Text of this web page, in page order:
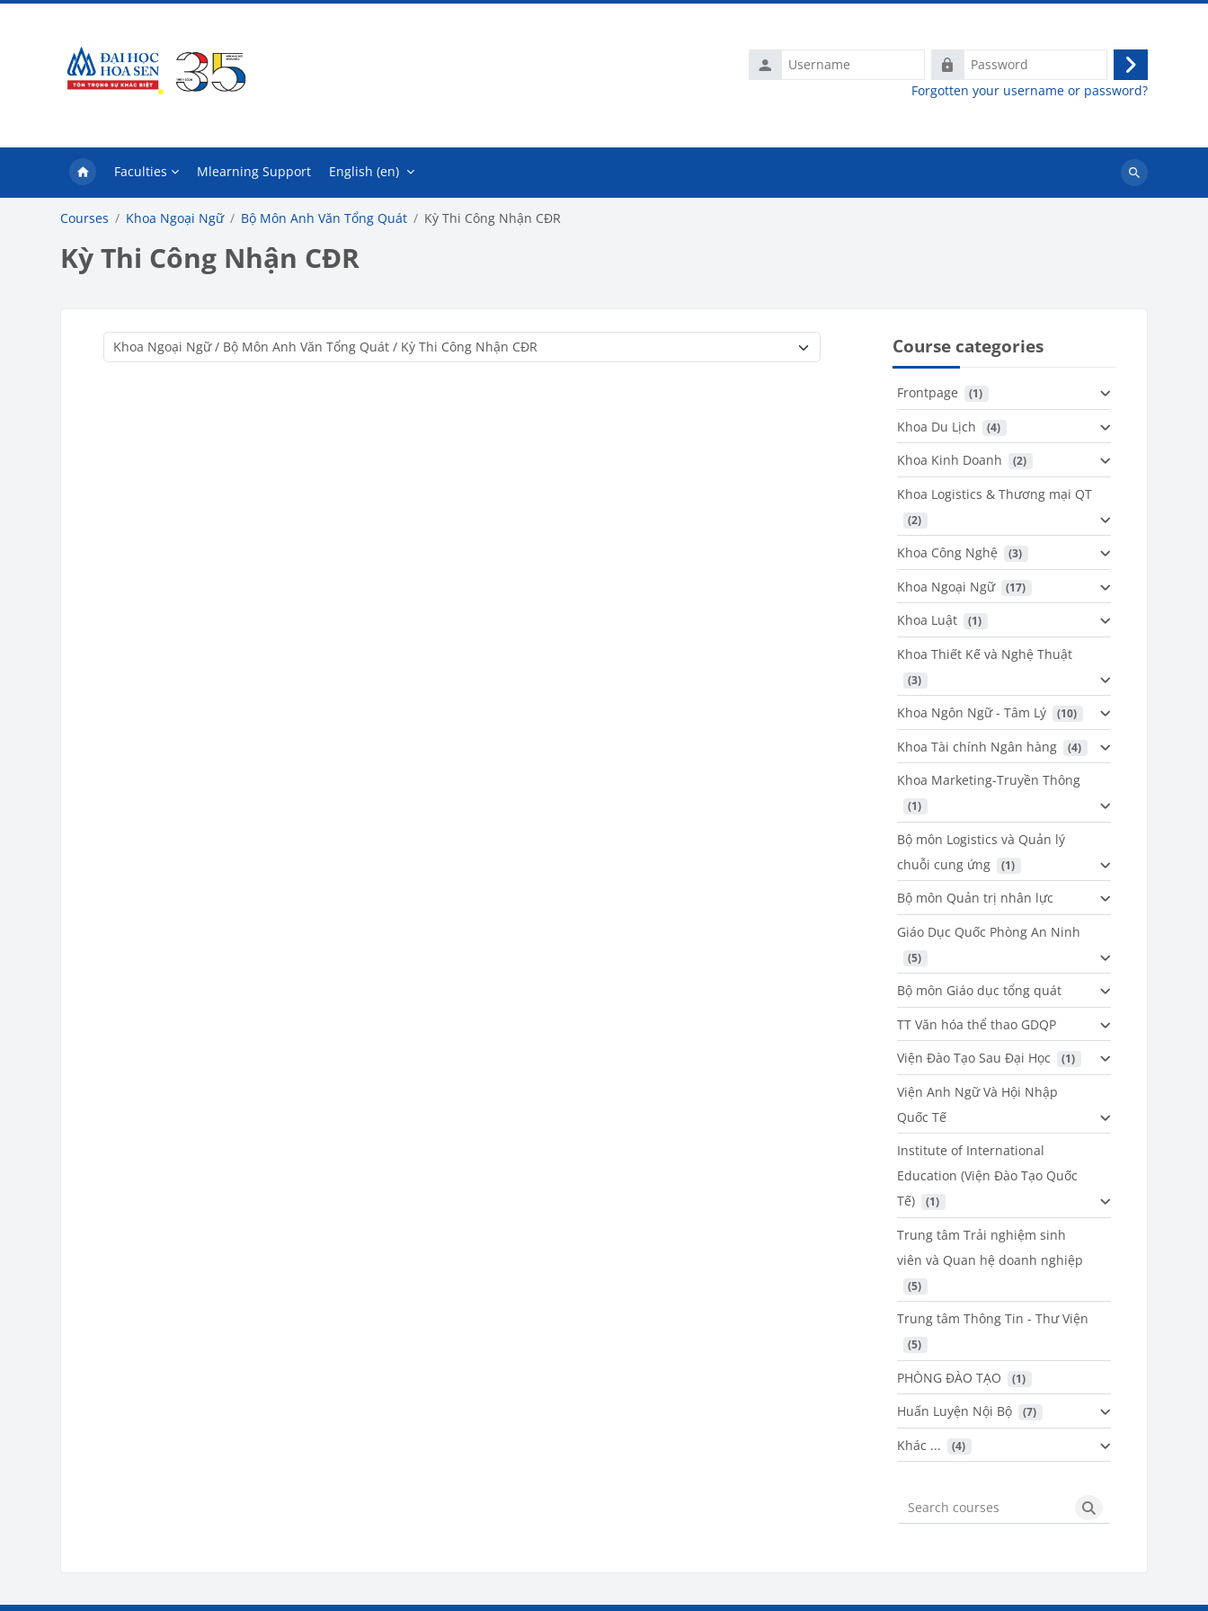
Username
Password
Log
in
Forgotten your username or password?
Faculties Mlearning Support English ‎(en)‎
Search
Courses Khoa Ngoại Ngữ Bộ Môn Anh Văn Tổng Quát Kỳ Thi Công Nhận CĐR
Kỳ Thi Công Nhận CĐR
Course categories Course categories
Frontpage (1)
Khoa Du Lịch (4)
Khoa Kinh Doanh (2)
Khoa Logistics & Thương mại QT
(2)
Khoa Công Nghệ (3)
Khoa Ngoại Ngữ (17)
Khoa Luật (1)
Khoa Thiết Kế và Nghệ Thuật
(3)
Khoa Ngôn Ngữ - Tâm Lý (10)
Khoa Tài chính Ngân hàng (4)
Khoa Marketing-Truyền Thông
(1)
Bộ môn Logistics và Quản lý
chuỗi cung ứng
(1)
Bộ môn Quản trị nhân lực
Giáo Dục Quốc Phòng An Ninh
(5)
Bộ môn Giáo dục tổng quát
TT Văn hóa thể thao GDQP
Viện Đào Tạo Sau Đại Học
(1)
Viện Anh Ngữ Và Hội Nhập
Quốc Tế
Institute of International
Education (Viện Đào Tạo Quốc
Tế)
(1)
Trung tâm Trải nghiệm sinh
viên và Quan hệ doanh nghiệp
(5)
Trung tâm Thông Tin - Thư Viện
(5)
PHÒNG ĐÀO TẠO (1)
Huấn Luyện Nội Bộ (7)
Khác ... (4)
Search courses Search courses